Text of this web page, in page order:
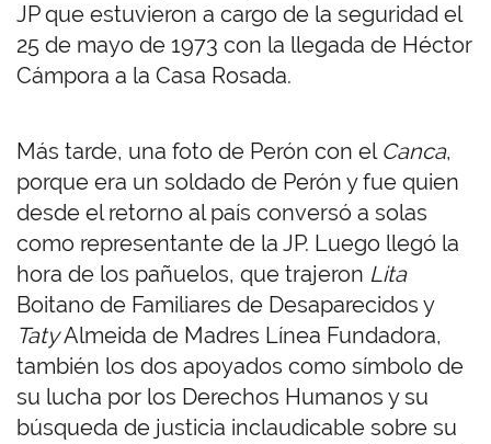
JP que estuvieron a cargo de la seguridad el
25 de mayo de 1973 con la llegada de Héctor
Cámpora a la Casa Rosada.
Más tarde, una foto de Perón con el Canca,
porque era un soldado de Perón y fue quien
desde el retorno al país conversó a solas
como representante de la JP. Luego llegó la
hora de los pañuelos, que trajeron Lita
Boitano de Familiares de Desaparecidos y
TatyAlmeida de Madres Línea Fundadora,
también los dos apoyados como símbolo de
su lucha por los Derechos Humanos y su
búsqueda de justicia inclaudicable sobre su